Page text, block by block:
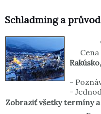
Schladming a
Rakúsko,
-
-
Zobraziť všetky termíny